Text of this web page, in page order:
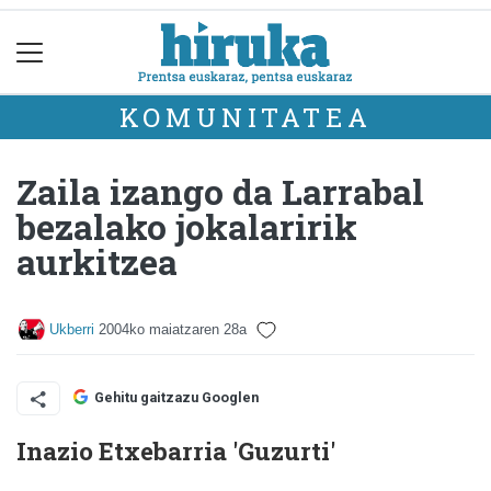
KOMUNITATEA
Zaila izango da Larrabal
bezalako jokalaririk
aurkitzea
Ukberri 2004ko maiatzaren 28a
Gehitu gaitzazu Googlen
Inazio Etxebarria 'Guzurti'